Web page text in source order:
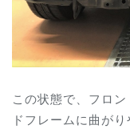
この状態で、フロ
ドフレームに曲が